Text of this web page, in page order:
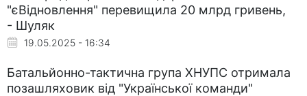
"єВідновлення" перевищила 20 млрд гривень,
- Шуляк
19.05.2025 - 16:34
Батальйонно-тактична група ХНУПС отримала
позашляховик від "Української команди"